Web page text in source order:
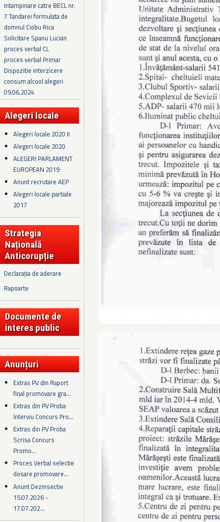
Intampinare catre BECL nr.
7 Tandarei formulata de
domnul Ciobu Rica
Solicitare Spanu Lucian
proces verbal CL
proces verbal Primar
Dispozitie interzicere
consum alcool alegeri
09.06.2024
Alegeri locale
Alegeri locale 2020 II
Alegeri locale 2020
ALEGERI PARLAMENT
EUROPEAN 2019
Anunt recrutare AEP
Alegeri locale partiale
2017
Strategia
Națională
Anticorupție
Declarația de aderare
Rapoarte
Documente de
interes public
Anunțuri
Extras PV din Raport
final promovare gra...
Extras din PV Proba
Interviu Concurs Pro...
Extras din PV Proba
Scrisa Concurs
Promo...
Proces Verbal selectie
dosare promovare...
Anunt Dezinsectie
15.07.2026 -
17.07.202...